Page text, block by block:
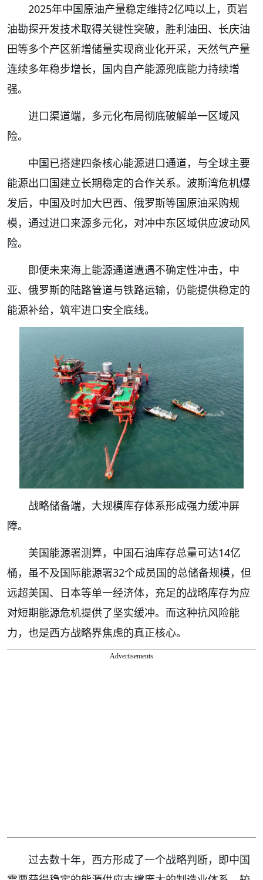
2025年中国原油产量稳定维持2亿吨以上，页岩
油勘探开发技术取得关键性突破，胜利油田、长庆油
田等多个产区新增储量实现商业化开采，天然气产量
连续多年稳步增长，国内自产能源兜底能力持续增
强。
进口渠道端，多元化布局彻底破解单一区域风
险。
中国已搭建四条核心能源进口通道，与全球主要
能源出口国建立长期稳定的合作关系。波斯湾危机爆
发后，中国及时加大巴西、俄罗斯等国原油采购规
模，通过进口来源多元化，对冲中东区域供应波动风
险。
即便未来海上能源通道遭遇不确定性冲击，中
亚、俄罗斯的陆路管道与铁路运输，仍能提供稳定的
能源补给，筑牢进口安全底线。
战略储备端，大规模库存体系形成强力缓冲屏
障。
美国能源署测算，中国石油库存总量可达14亿
桶，虽不及国际能源署32个成员国的总储备规模，但
远超美国、日本等单一经济体，充足的战略库存为应
对短期能源危机提供了坚实缓冲。而这种抗风险能
力，也是西方战略界焦虑的真正核心。
Advertisements
过去数十年，西方形成了一个战略判断，即中国